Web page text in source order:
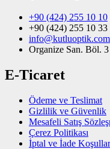
+90 (424) 255 10 10
+90 (424) 255 10 33
info@kutluoptik.com
Organize San. Böl.
E-Ticaret
Ödeme ve Teslimat
Gizlilik ve Güvenlik
Mesafeli Satış
Çerez Politikası
İptal ve İade